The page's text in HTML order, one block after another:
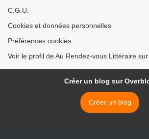
C.G.U.
Cookies et données personnelles
Préférences cookies
Voir le profil de Au Rendez-vous Littéraire
Créer un blog sur
Créer un blog